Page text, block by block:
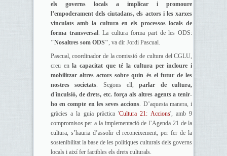
els governs locals a implicar i promoure
l’empoderament dels ciutadans, els actors i les xarxes
vinculats amb la cultura en els processos locals de
forma transversal. La cultura forma part de les ODS:
"Nosaltres som ODS", va dir Jordi Pascual.
Pascual, coordinador de la comissió de cultura del CGLU,
creu enla capacitat que té la cultura per incloure i
mobilitzar altres actors sobre quin és el futur de les
nostres societats. Segons ell,parlar de cultura,
d'inculsió, de drets, etc. força als altres agents a tenir-
ho en compte en les seves accions. D’aquesta manera, i
gràcies a la guia pràctica 'Cultura 21: Accions', amb 9
compromisos per a la implementació de l’Agenda 21 de la
cultura, s’hauria d’assolir el reconeixement, per fer de la
sostenibilitat la base de les polítiques culturals dels governs
locals i així fer factibles els drets culturals.